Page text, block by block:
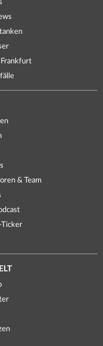
Frankfurt
& Team
Ticker